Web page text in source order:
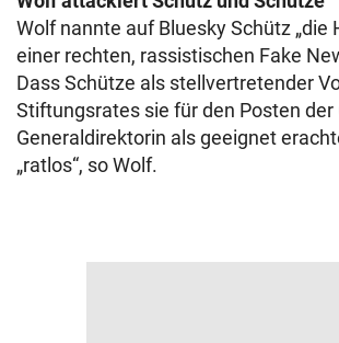
Wolf nannte auf Bluesky Schütz „die
einer rechten, rassistischen Fake
Dass Schütze als stellvertretender
Stiftungsrates sie für den Posten der
Generaldirektorin als geeignet
„ratlos“, so Wolf.